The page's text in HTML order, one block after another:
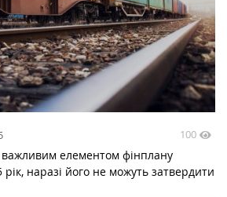
100
важливим елементом фінплану
рік, наразі його не можуть затвердити